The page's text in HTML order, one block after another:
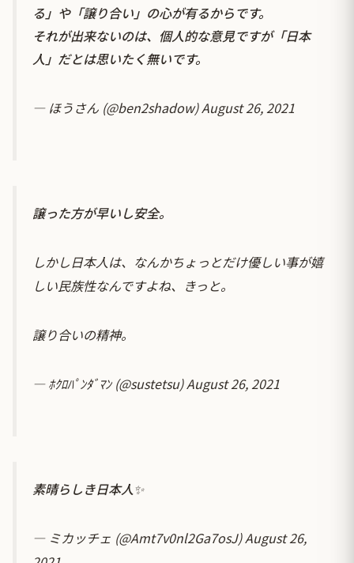
る」や「譲り合い」の心が有るからです。
それが出来ないのは、個人的な意見ですが「日本
人」だとは思いたく無いです。
— ほうさん (@ben2shadow)August 26, 2021
譲った方が早いし安全。
しかし日本人は、なんかちょっとだけ優しい事が嬉
しい民族性なんですよね、きっと。
譲り合いの精神。
— ﾎｸﾛﾊﾟﾝﾀﾞﾏﾝ (@sustetsu)August 26, 2021
素晴らしき日本人✨
— ミカッチェ (@Amt7v0nl2Ga7osJ)August 26,